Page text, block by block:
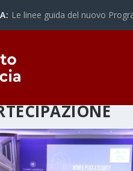
Le linee guida del nuovo